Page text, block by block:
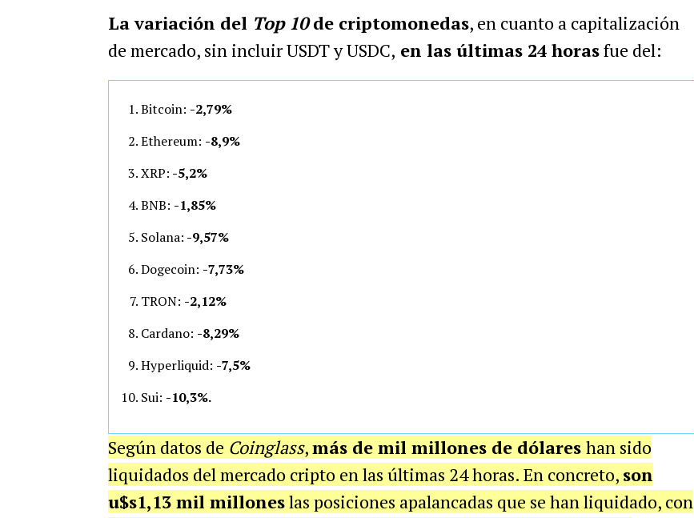
La variación del Top 10de criptomonedas, en cuanto a capitalización
de mercado, sin incluir USDT y USDC, en las últimas 24 horasfue del:
Bitcoin: -2,79%
Ethereum: -8,9%
XRP: -5,2%
BNB: -1,85%
Solana: -9,57%
Dogecoin: -7,73%
TRON: -2,12%
Cardano: -8,29%
Hyperliquid: -7,5%
Sui: -10,3%.
Según datos de Coinglass,más de mil millones de dólares han sido
liquidados del mercado cripto en las últimas 24 horas. En concreto, son
u$s1,13 mil milloneslas posiciones apalancadas que se han liquidado, con